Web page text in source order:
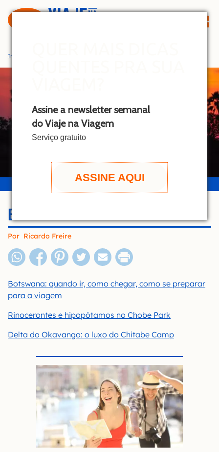
Assine a newsletter semanal
do Viaje na Viagem
Serviço gratuito
ASSINE AQUI
c
e
Início
BOTSWANA
Por Ricardo Freire
Botswana: quando ir, como chegar, como se preparar
para a viagem
Rinocerontes e hipopótamos no Chobe Park
Delta do Okavango: o luxo do Chitabe Camp